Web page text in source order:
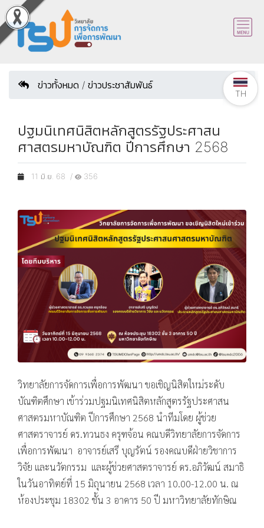
ข่าวทั้งหมด / ข่าวประชาสัมพันธ์
ปฐมนิเทศนิสิตหลักสูตรรัฐประศาสน
ศาสตรมหาบัณฑิต ปีการศึกษา 2568
11 มิ.ย. 68 / 356
วิทยาลัยการจัดการเพื่อการพัฒนา ขอเชิญนิสิตใหม่ระดับ
บัณฑิตศึกษา เข้าร่วมปฐมนิเทศนิสิตหลักสูตรรัฐประศาสน
ศาสตรมหาบัณฑิต ปีการศึกษา 2568 นำทีมโดย ผู้ช่วย
ศาสตราจารย์ ดร.ทวนธง ครุฑจ้อน คณบดีวิทยาลัยการจัดการ
เพื่อการพัฒนา อาจารย์เสรี บุญรัตน์ รองคณบดีฝ่ายวิชาการ
วิจัย และนวัตกรรม และผู้ช่วยศาสตราจารย์ ดร.อภิวัฒน์ สมาธิ
ในวันอาทิตย์ที่ 15 มิถุนายน 2568 เวลา 10.00-12.00 น. ณ
ห้องประชุม 18302 ชั้น 3 อาคาร 50 ปี มหาวิทยาลัยทักษิณ
TH